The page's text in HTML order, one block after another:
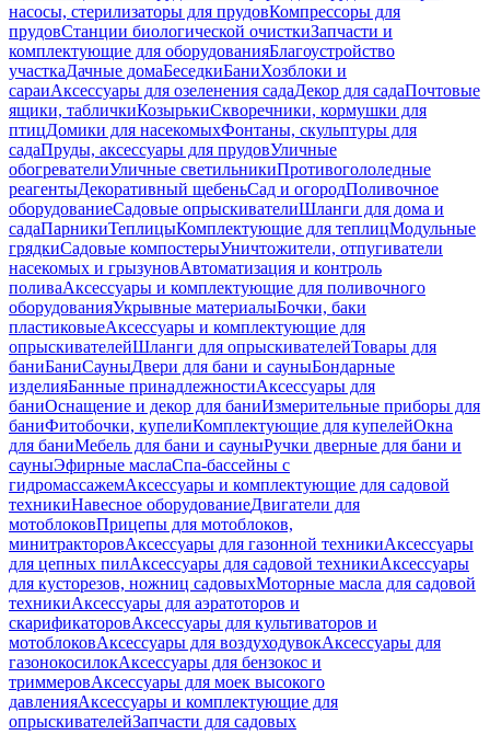
насосы, стерилизаторы для прудовКомпрессоры для
прудовСтанции биологической очисткиЗапчасти и
комплектующие для оборудованияБлагоустройство
участкаДачные домаБеседкиБаниХозблоки и
сараиАксессуары для озеленения садаДекор для садаПочтовые
ящики, табличкиКозырькиСкворечники, кормушки для
птицДомики для насекомыхФонтаны, скульптуры для
садаПруды, аксессуары для прудовУличные
обогревателиУличные светильникиПротивогололедные
реагентыДекоративный щебеньСад и огородПоливочное
оборудованиеСадовые опрыскивателиШланги для дома и
садаПарникиТеплицыКомплектующие для теплицМодульные
грядкиСадовые компостерыУничтожители, отпугиватели
насекомых и грызуновАвтоматизация и контроль
поливаАксессуары и комплектующие для поливочного
оборудованияУкрывные материалыБочки, баки
пластиковыеАксессуары и комплектующие для
опрыскивателейШланги для опрыскивателейТовары для
баниБаниСауныДвери для бани и сауныБондарные
изделияБанные принадлежностиАксессуары для
баниОснащение и декор для баниИзмерительные приборы для
баниФитобочки, купелиКомплектующие для купелейОкна
для баниМебель для бани и сауныРучки дверные для бани и
сауныЭфирные маслаСпа-бассейны с
гидромассажемАксессуары и комплектующие для садовой
техникиНавесное оборудованиеДвигатели для
мотоблоковПрицепы для мотоблоков,
минитракторовАксессуары для газонной техникиАксессуары
для цепных пилАксессуары для садовой техникиАксессуары
для кусторезов, ножниц садовыхМоторные масла для садовой
техникиАксессуары для аэратоторов и
скарификаторовАксессуары для культиваторов и
мотоблоковАксессуары для воздуходувокАксессуары для
газонокосилокАксессуары для бензокос и
триммеровАксессуары для моек высокого
давленияАксессуары и комплектующие для
опрыскивателейЗапчасти для садовых